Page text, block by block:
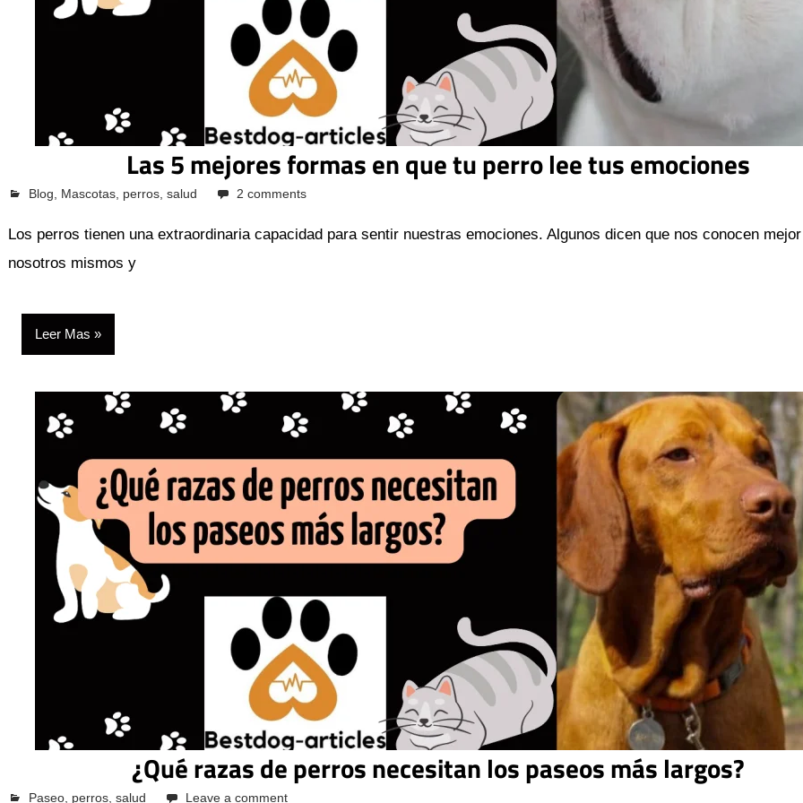
Las 5 mejores formas en que tu perro lee tus emociones
octubre 12, 2023
Pcvkk
Blog Mascotas, perros, salud 2 comments
Los perros tienen una extraordinaria capacidad para sentir nuestras emociones. Algunos dicen que nos conocen
nosotros mismos y
Leer Mas
¿Qué razas de perros necesitan los paseos más largos?
octubre 12, 2023
Pcvkk
Paseo, perros, salud Leave a comment